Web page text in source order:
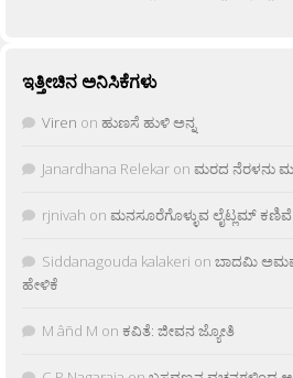
ಇತ್ತೀಚಿನ ಅನಿಸಿಕೆಗಳು
Viren on ಹುಣಸೆ ಹುಳಿ ಅನ್ನ
Janardhana Relekar on ಮರದ ನೆರಳನು
rjnivah on ಮನಸೂರೆಗೊಳ್ಳುವ ಲೈಟ್ಲಮ್ ಕಣಿವೆ
Siddanagouda kalakeri on ಬಾದಮಿ
ಹೇಳಿಕೆ
M âñd M on ಕವಿತೆ: ಜೀವನ ಜ್ಯೋತಿ